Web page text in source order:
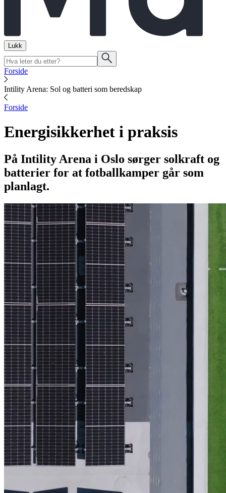
Lukk
Forside
Intility Arena: Sol og batteri som beredskap
Forside
Energisikkerhet i praksis
På Intility Arena i Oslo sørger solkraft og
batterier for at fotballkamper går som
planlagt.